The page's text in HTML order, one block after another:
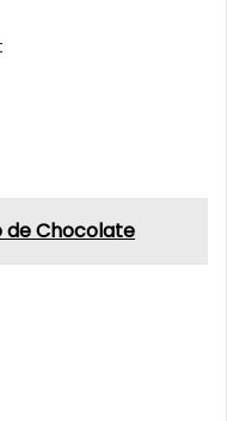
de Chocolate